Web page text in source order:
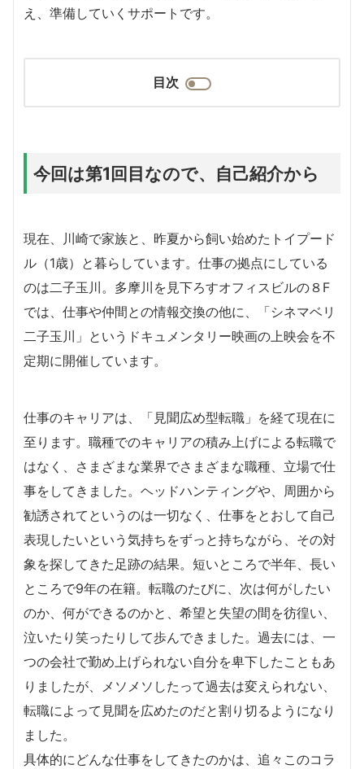
え、準備していくサポートです。
目次
今回は第1回目なので、自己紹介から
現在、川崎で家族と、昨夏から飼い始めたトイプード
ル（1歳）と暮らしています。仕事の拠点にしている
のは二子玉川。多摩川を見下ろすオフィスビルの８F
では、仕事や仲間との情報交換の他に、「シネマベリ
二子玉川」というドキュメンタリー映画の上映会を不
定期に開催しています。
仕事のキャリアは、「見聞広め型転職」を経て現在に
至ります。職種でのキャリアの積み上げによる転職で
はなく、さまざまな業界でさまざまな職種、立場で仕
事をしてきました。ヘッドハンティングや、周囲から
勧誘されてというのは一切なく、仕事をとおして自己
表現したいという気持ちをずっと持ちながら、その対
象を探してきた足跡の結果。短いところで半年、長い
ところで9年の在籍。転職のたびに、次は何がしたい
のか、何ができるのかと、希望と失望の間を彷徨い、
泣いたり笑ったりして歩んできました。過去には、一
つの会社で勤め上げられない自分を卑下したこともあ
りましたが、メソメソしたって過去は変えられない、
転職によって見聞を広めたのだと割り切るようになり
ました。
具体的にどんな仕事をしてきたのかは、追々このコラ